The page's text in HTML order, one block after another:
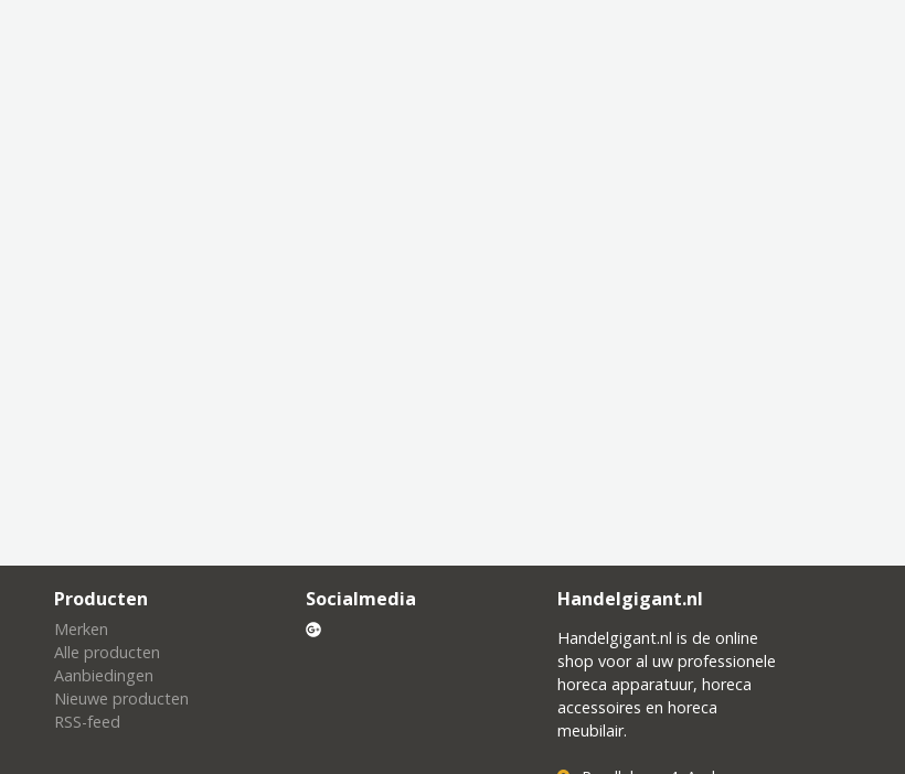
Producten
Merken
Alle producten
Aanbiedingen
Nieuwe producten
RSS-feed
Socialmedia Handelgigant.nl
Handelgigant.nl is de online
shop voor al uw professionele
horeca apparatuur, horeca
accessoires en horeca
meubilair.